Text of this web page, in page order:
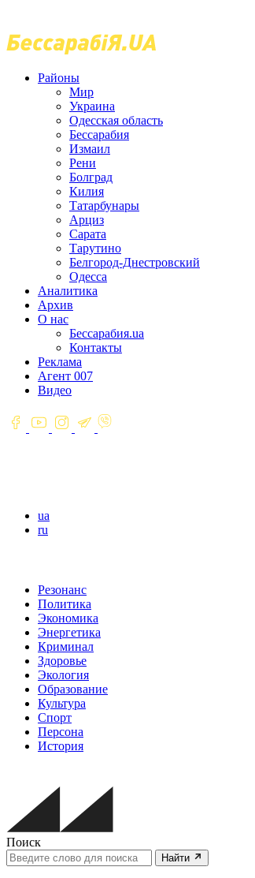
Районы
Мир
Украина
Одесская область
Бессарабия
Измаил
Рени
Болград
Килия
Татарбунары
Арциз
Сарата
Тарутино
Белгород-Днестровский
Одесса
Аналитика
Архив
О нас
Бессарабия.ua
Контакты
Реклама
Агент 007
Видео
ua
ru
Резонанс
Политика
Экономика
Энергетика
Криминал
Здоровье
Экология
Образование
Культура
Спорт
Персона
История
Поиск
Найти